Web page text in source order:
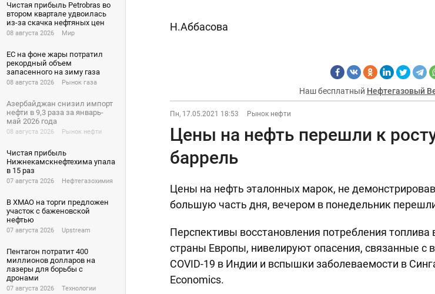
Чистая прибыль Petrobras во
втором квартале удвоилась
из-за скачка нефтяных цен
08 августа 2026 Мир
ЕС на фоне жары потратил
рекордный объем
запасенного на зиму газа
08 августа 2026 Рынок газа
Азербайджан снизил импорт
нефти в 9,3 раза за январь-
май 2026 года
08 августа 2026 Рынок нефти
Чистая прибыль
Нижнекамскнефтехима упала
в 15 раз
07 августа 2026 Нефтегазохимия
В ХМАО на торги предложен
участок с баженовской
нефтью
07 августа 2026 Upstream
Пентагон потратит 400
миллионов долларов на
лазеры для борьбы с
дронами
07 августа 2026 Технологии
Н.Аббасова
Наш бесплатный Нефтегазовый
Пн, 17.05.2021 18:53 Рынок нефти
Цены на нефть перешли к
баррель
Цены на нефть эталонных марок, не
большую часть дня, вечером в понедельник
Перспективы восстановления потребления
страны Европы, нивелируют опасения, связанные с
COVID-19 в Индии и вспышки заболеваемости в
Economics.